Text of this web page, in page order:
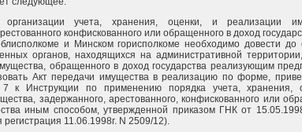
учета, хранения, оценки, и реализации
конфискованного или обращенного в доход
и Минском горисполкоме необходимо довести до
органов, находящихся на административной
обращенного в доход государства реализующим
Акт передачи имущества в реализацию по форме,
к Инструкции по применению порядка учета, хранения,
задержанного, арестованного, конфискованного или
иным способом, утвержденной приказом ГНК от
регистрация 11.06.1998г. N 2509/12).